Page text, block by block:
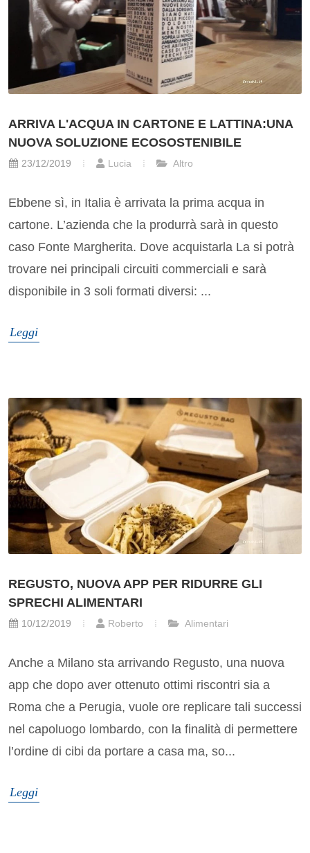
ARRIVA L'ACQUA IN CARTONE E LATTINA:UNA
NUOVA SOLUZIONE ECOSOSTENIBILE
23/12/2019 Lucia Altro
Ebbene sì, in Italia è arrivata la prima acqua in
cartone. L’azienda che la produrrà sarà in questo
caso Fonte Margherita. Dove acquistarla La si potrà
trovare nei principali circuiti commerciali e sarà
disponibile in 3 soli formati diversi: ...
Leggi
REGUSTO, NUOVA APP PER RIDURRE GLI
SPRECHI ALIMENTARI
10/12/2019 Roberto Alimentari
Anche a Milano sta arrivando Regusto, una nuova
app che dopo aver ottenuto ottimi riscontri sia a
Roma che a Perugia, vuole ore replicare tali successi
nel capoluogo lombardo, con la finalità di permettere
l’ordine di cibi da portare a casa ma, so...
Leggi